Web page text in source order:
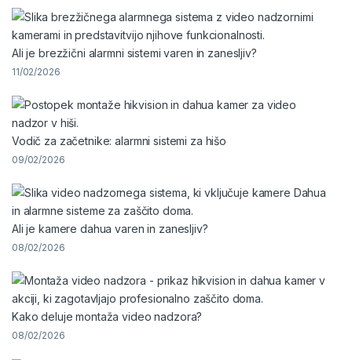
Ali je brezžični alarmni sistemi varen in zanesljiv?
11/02/2026
Vodič za začetnike: alarmni sistemi za hišo
09/02/2026
Ali je kamere dahua varen in zanesljiv?
08/02/2026
Kako deluje montaža video nadzora?
08/02/2026